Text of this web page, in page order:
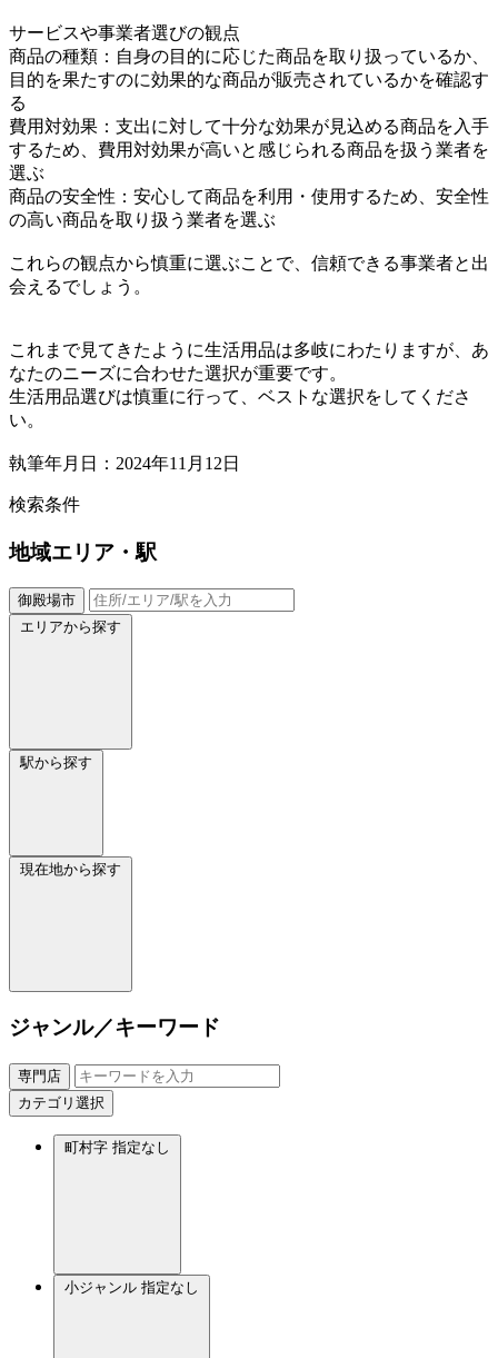
サービスや事業者選びの観点
商品の種類：自身の目的に応じた商品を取り扱っているか、
目的を果たすのに効果的な商品が販売されているかを確認す
る
費用対効果：支出に対して十分な効果が見込める商品を入手
するため、費用対効果が高いと感じられる商品を扱う業者を
選ぶ
商品の安全性：安心して商品を利用・使用するため、安全性
の高い商品を取り扱う業者を選ぶ
これらの観点から慎重に選ぶことで、信頼できる事業者と出
会えるでしょう。
これまで見てきたように生活用品は多岐にわたりますが、あ
なたのニーズに合わせた選択が重要です。
生活用品選びは慎重に行って、ベストな選択をしてくださ
い。
執筆年月日：2024年11月12日
検索条件
地域エリア・駅
御殿場市
エリアから探す
駅から探す
現在地から探す
ジャンル／キーワード
専門店
カテゴリ選択
町村字 指定なし
小ジャンル 指定なし